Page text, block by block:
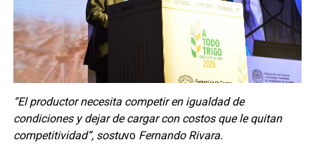
“El productor necesita competir en igualdad de
condiciones y dejar de cargar con costos que le quitan
competitividad”, sostuvo Fernando Rivara.